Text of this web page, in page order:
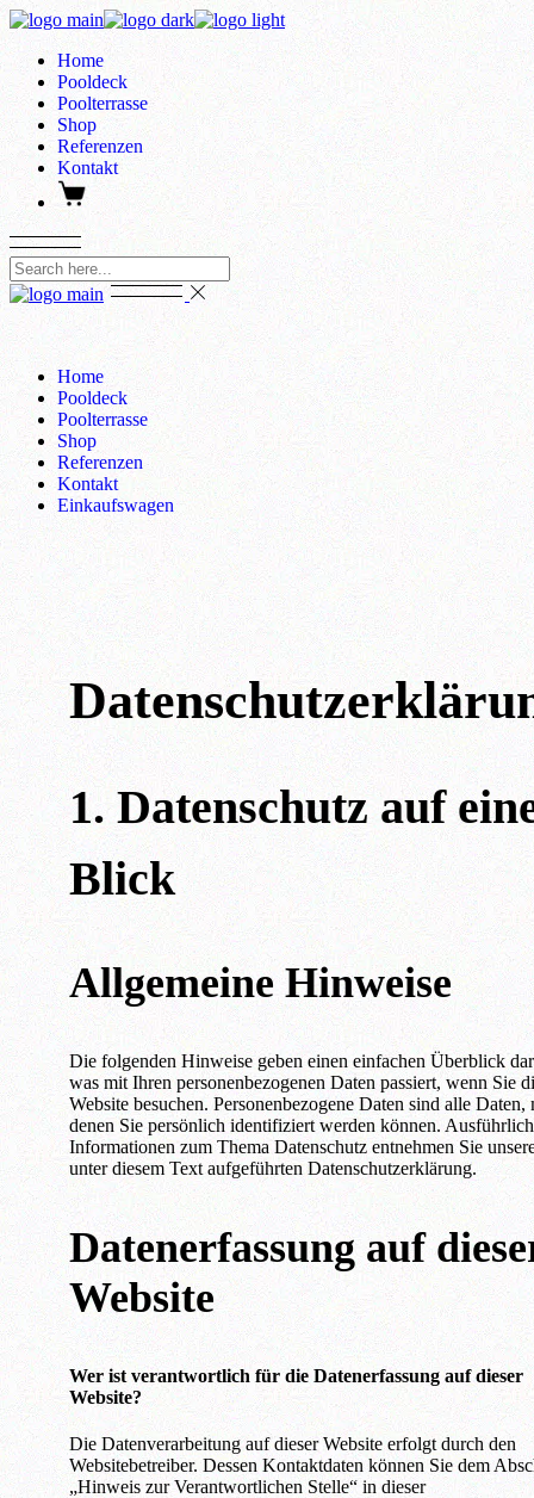
Skip
content
Home
Pooldeck
Poolterrasse
Shop
Referenzen
Kontakt
Home
Pooldeck
Poolterrasse
Shop
Referenzen
Kontakt
Einkaufswagen
1. Datenschutz auf
Blick
Allgemeine Hinweise
Die folgenden Hinweise geben einen einfachen Überblick
was mit Ihren personenbezogenen Daten passiert, wenn Sie
Website besuchen. Personenbezogene Daten sind alle Daten,
denen Sie persönlich identifiziert werden können.
Informationen zum Thema Datenschutz entnehmen Sie
unter diesem Text aufgeführten Datenschutzerklärung.
Datenerfassung auf
Website
Wer ist verantwortlich für die Datenerfassung auf dieser
Website?
Die Datenverarbeitung auf dieser Website erfolgt durch den
Websitebetreiber. Dessen Kontaktdaten können Sie dem
„Hinweis zur Verantwortlichen Stelle“ in dieser